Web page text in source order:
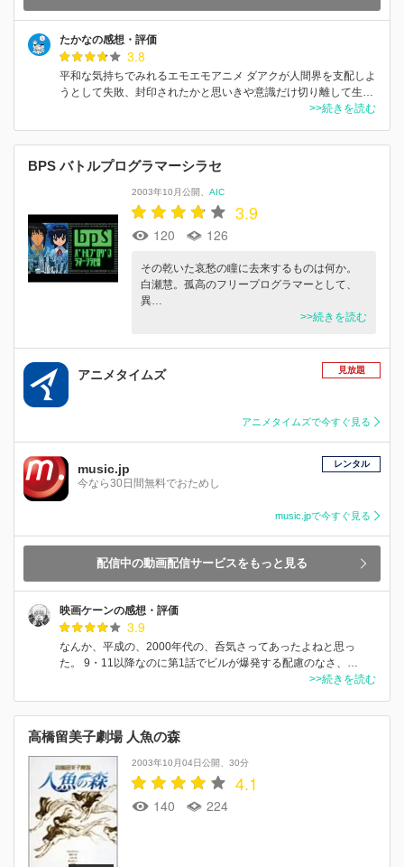
たかなの感想・評価
3.8
平和な気持ちでみれるエモエモアニメ ダアクが人間界を支配しよ
うとして失敗、封印されたかと思いきや意識だけ切り離して生…
>>続きを読む
BPS バトルプログラマーシラセ
2003年10月公開 AIC
3.9
120 126
その乾いた哀愁の瞳に去来するものは何か。
白瀬慧。孤高のフリープログラマーとして、
異…
>>続きを読む
アニメタイムズ 見放題
アニメタイムズで今すぐ見る
music.jp
今なら30日間無料でおためし
レンタル
music.jpで今すぐ見る
配信中の動画配信サービスをもっと見る
映画ケーンの感想・評価
3.9
なんか、平成の、2000年代の、呑気さってあったよねと思っ
た。 9・11以降なのに第1話でビルが爆発する配慮のなさ、…
>>続きを読む
高橋留美子劇場 人魚の森
2003年10月04日公開 30分
4.1
140 224